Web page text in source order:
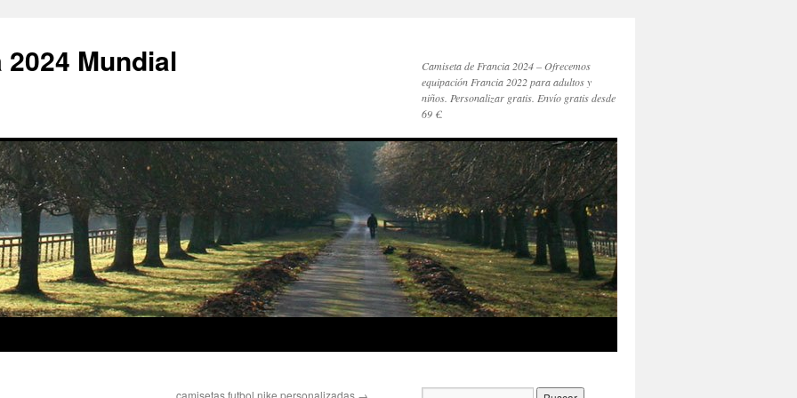
Mundial
Camiseta de Francia 2024 – Ofrecemos
equipación Francia 2022 para adultos y
niños. Personalizar gratis. Envío gratis desde
69 €.
camisetas futbol nike personalizadas →